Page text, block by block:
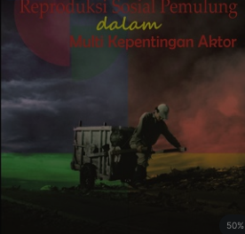
50%